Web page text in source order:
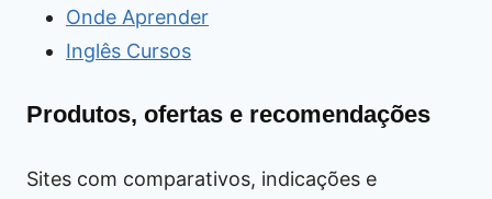
Onde Aprender
Inglês Cursos
Produtos, ofertas e recomendações
Sites com comparativos, indicações e